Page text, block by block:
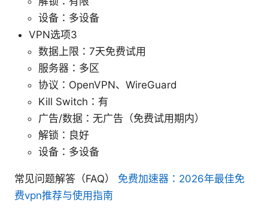
设备：多设备
VPN选项3
数据上限：7天免费试用
服务器：多区
协议：OpenVPN、WireGuard
Kill Switch：有
广告/数据：无广告（免费试用期内）
解锁：良好
设备：多设备
常见问题解答（FAQ） 免费加速器：2026年最佳免
费vpn推荐与使用指南